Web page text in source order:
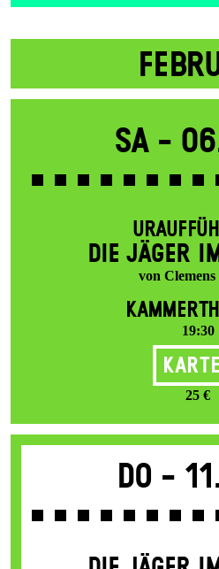
Sa -
DIE JÄGER
von Clemens
19:30
25 €
Do -